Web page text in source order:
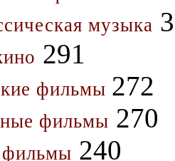
музыка
291
фильмы 272
фильмы 270
фильмы 240